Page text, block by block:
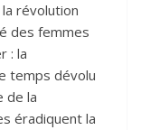
révolution
des femmes
: la
temps dévolu
de la
éradiquent la